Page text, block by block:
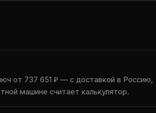
от 737 651 ₽ — с доставкой в Россию,
машине считает калькулятор.